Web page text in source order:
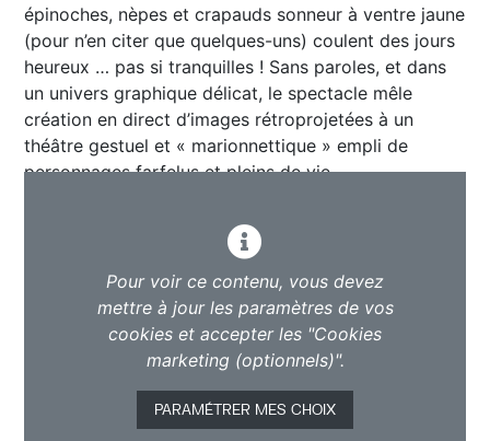
épinoches, nèpes et crapauds sonneur à ventre jaune
(pour n’en citer que quelques-uns) coulent des jours
heureux … pas si tranquilles ! Sans paroles, et dans
un univers graphique délicat, le spectacle mêle
création en direct d’images rétroprojetées à un
théâtre gestuel et « marionnettique » empli de
personnages farfelus et pleins de vie.
Pour voir ce contenu, vous devez
mettre à jour les paramètres de vos
cookies et accepter les "Cookies
marketing (optionnels)".
PARAMÉTRER MES CHOIX